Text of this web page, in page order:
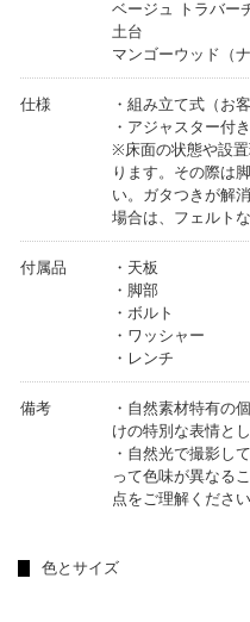
ベージュ トラバー
土台
マンゴーウッド（
仕様
・組み立て式（お
・アジャスター付
※床面の状態や設
ります。その際は
い。ガタつきが解
場合は、フェルト
付属品
・天板
・脚部
・ボルト
・ワッシャー
・レンチ
備考
・自然素材特有の
けの特別な表情と
・自然光で撮影し
って色味が異なる
点をご理解ください
色とサイズ